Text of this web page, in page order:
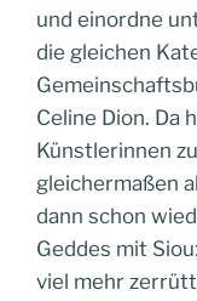
und einordne
die gleichen
Celine Dion. Da
Künstlerinnen
gleichermaßen
dann schon
Geddes mit
viel mehr